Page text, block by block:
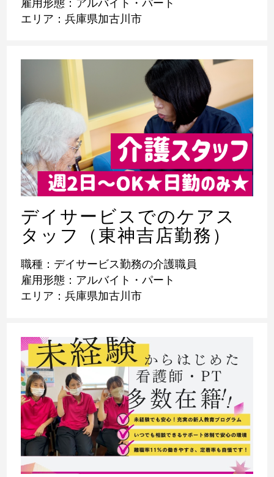
エリア：兵庫県加古川市
デイサービスでのケアス
タッフ（東神吉店勤務）
職種：デイサービス勤務の介護職員
雇用形態：アルバイト・パート
エリア：兵庫県加古川市